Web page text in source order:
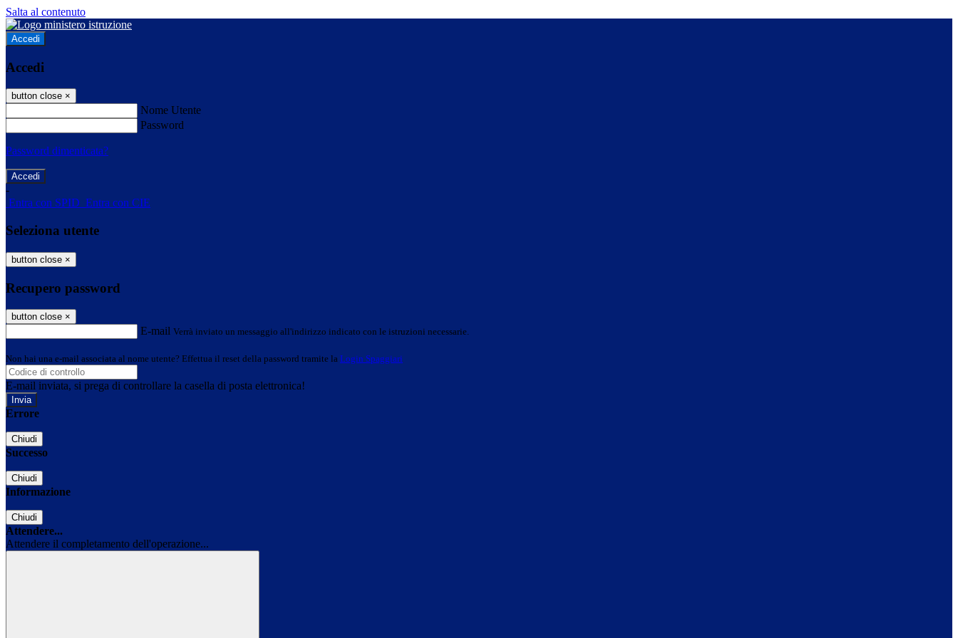
Salta al contenuto
Accedi
Accedi
button close ×
Nome Utente
Password
Password dimenticata?
-
Entra con SPID Entra con CIE
Seleziona utente
button close ×
Recupero password
button close ×
E-mail Verrà inviato un messaggio all'indirizzo indicato con le istruzioni necessarie.
Non hai una e-mail associata al nome utente? Effettua il reset della password tramite la Login Spaggiari
E-mail inviata, si prega di controllare la casella di posta elettronica!
Errore
Chiudi
Successo
Chiudi
Informazione
Chiudi
Attendere...
Attendere il completamento dell'operazione...